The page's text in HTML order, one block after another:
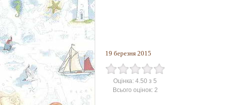
19 березня 2015
Оцінка: 4.50 з 5
Всього оцінок: 2